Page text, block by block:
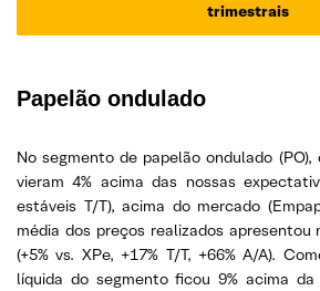
trimestrais
Papelão ondulado
No segmento de papelão ondulado (PO),
vieram 4% acima das nossas
estáveis T/T), acima do mercado
média dos preços realizados
(+5% vs. XPe, +17% T/T, +66% A/A).
líquida do segmento ficou 9% acima